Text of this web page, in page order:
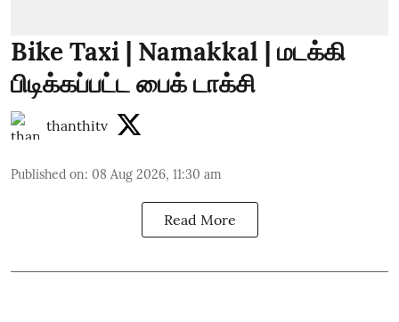
Bike Taxi | Namakkal | மடக்கி
பிடிக்கப்பட்ட பைக் டாக்சி
thanthitv
Published on: 08 Aug 2026, 11:30 am
Read More